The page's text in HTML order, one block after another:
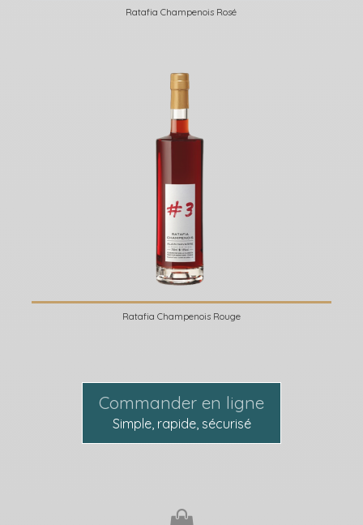
Ratafia Champenois Rosé
Ratafia Champenois Rouge
Commander en ligne
Simple, rapide, sécurisé